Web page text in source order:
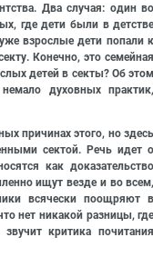
Два случая: один во
где дети были в
взрослые дети попали к
Конечно, это семейная
детей в секты? Об этом
духовных практик,
причинах этого, но здесь
сектой. Речь идет о
как доказательство
ищут везде и во всем,
всячески поощряют в
нет никакой разницы,
критика почитания